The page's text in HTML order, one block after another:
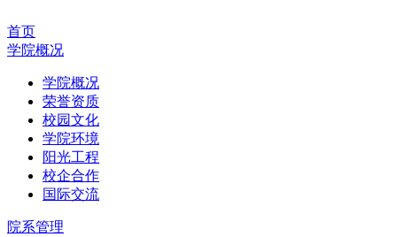
首页
学院概况
学院概况
荣誉资质
校园文化
学院环境
阳光工程
校企合作
国际交流
院系管理